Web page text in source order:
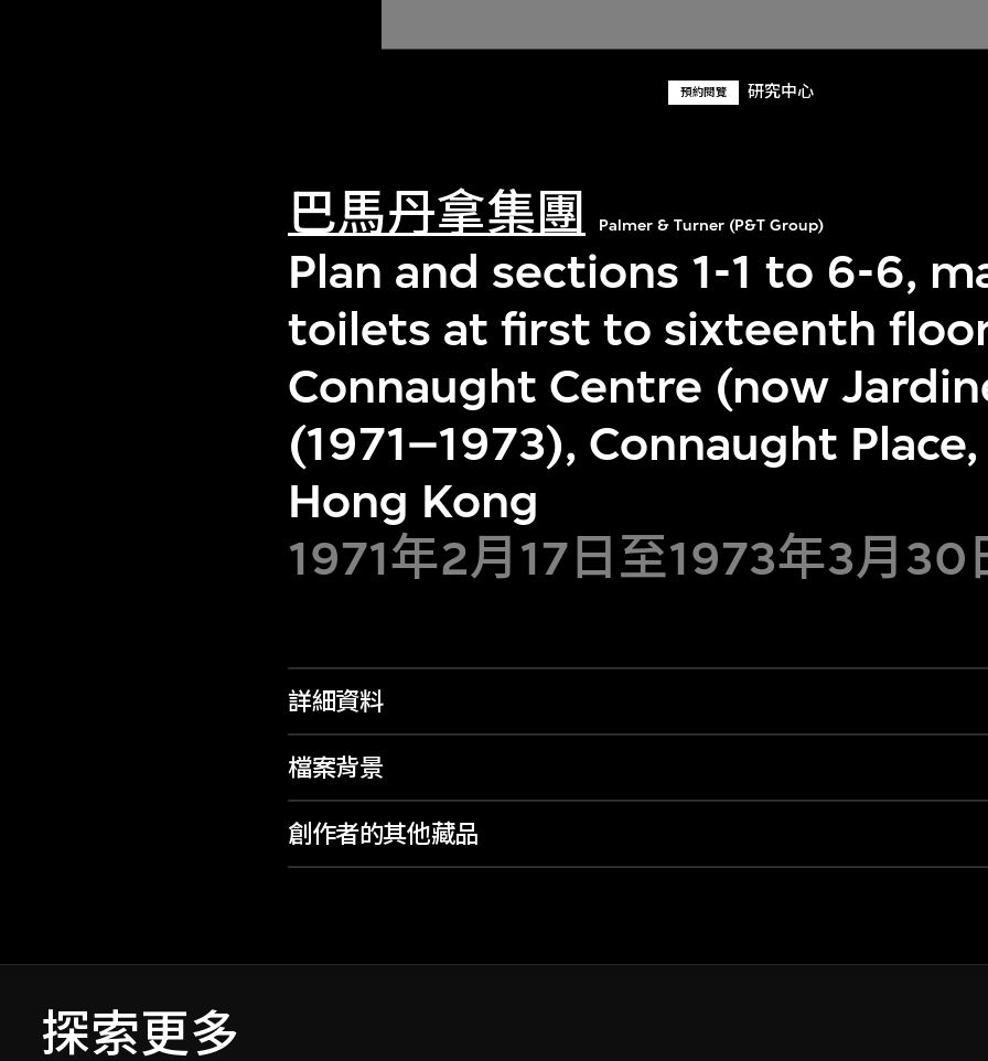
預約閱覽 研究中心
巴馬丹拿集團 Palmer & Turner (P&T Group)
Plan and sections 1-1 to 6-6,
toilets at first to sixteenth
Connaught Centre (now
(1971–1973), Connaught
Hong Kong
1971年2月17日至1973年3月30
詳細資料
檔案背景
創作者的其他藏品
探索更多